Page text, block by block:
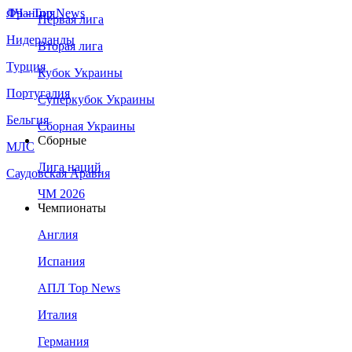
Франция
Нидерланды
Турция
Португалия
Бельгия
МЛС
Саудовская Аравия
ЛЧ - Top News
Первая лига
Вторая лига
Кубок Украины
Суперкубок Украины
Сборная Украины
Сборные
Лига наций
ЧМ 2026
Чемпионаты
Англия
Испания
АПЛ Top News
Италия
Германия